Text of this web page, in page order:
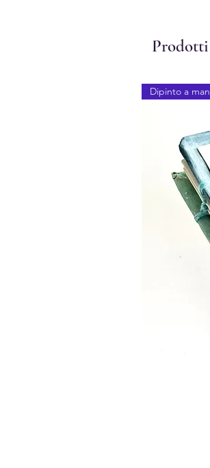
Dipinto a